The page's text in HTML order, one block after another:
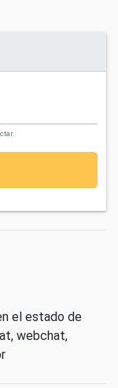
el estado de
webchat,